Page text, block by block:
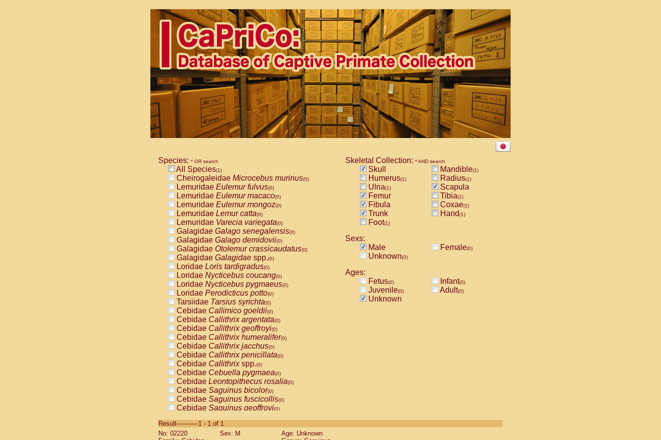
Species: * OR search
All Species(1)
Cheirogaleidae Microcebus murinus(0)
Lemuridae Eulemur fulvus(0)
Lemuridae Eulemur macaco(0)
Lemuridae Eulemur mongoz(0)
Lemuridae Lemur catta(0)
Lemuridae Varecia variegata(0)
Galagidae Galago senegalensis(0)
Galagidae Galago demidovii(0)
Galagidae Otolemur crassicaudatus(0)
Galagidae Galagidae spp.(0)
Loridae Loris tardigradus(0)
Loridae Nycticebus coucang(0)
Loridae Nycticebus pygmaeus(0)
Loridae Perodicticus potto(0)
Tarsiidae Tarsius syrichta(0)
Cebidae Callimico goeldii(0)
Cebidae Callithrix argentata(0)
Cebidae Callithrix geoffroyi(0)
Cebidae Callithrix humeralifer(0)
Cebidae Callithrix jacchus(0)
Cebidae Callithrix penicillata(0)
Cebidae Callithrixspp.(0)
Cebidae Cebuella pygmaea(0)
Cebidae Leontopithecus rosalia(0)
Cebidae Saguinus bicolor(0)
Cebidae Saguinus fuscicollis(0)
Cebidae Saguinus geoffroyi(0)
CebidaeSaguinus labiatus(0)
Cebidae Saguinus leucopus (0)
Skeletal Collection: * AND search
Skull Mandible(1)
Humerus(1) Radius(1)
Ulna(1)
Scapula
Femur
Tibia(1)
Fibula Coxae(1)
Trunk Hand(1)
Foot(1)
Sexs:
Male
Female(0)
Unknown(0)
Ages:
Fetus(0) Infant(0)
Juvenile(0) Adult(0)
Unknown
Result-----------1 - 1 of 1
No: 02220
Sex: M
Age: Unknown